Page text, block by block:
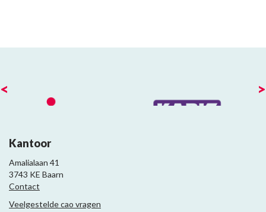
< >
Kantoor
Amalialaan 41
3743 KE Baarn
Contact
Veelgestelde cao vragen